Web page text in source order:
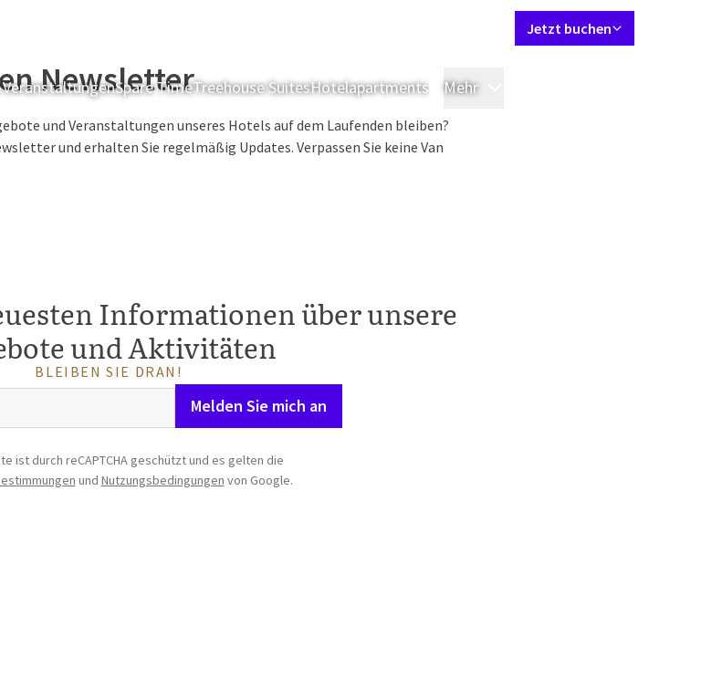
Sprache einstellen
Jetzt buchen
Spare TimeTreehouse SuitesHotelapartments Mehr
Newsletter
und Veranstaltungen unseres Hotels auf dem Laufenden bleiben?
und erhalten Sie regelmäßig Updates. Verpassen Sie keine Van
Informationen über unsere
und Aktivitäten
BLEIBEN SIE DRAN!
Melden Sie mich an
ist durch reCAPTCHA geschützt und es gelten die
und Nutzungsbedingungen von Google.